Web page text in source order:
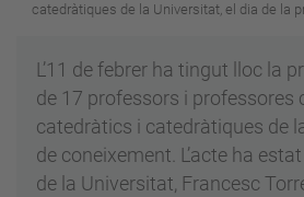
catedràtiques de la Universitat, el dia de la
L’11 de febrer ha tingut lloc la
de 17 professors i professores
catedràtics i catedràtiques de
de coneixement. L’acte ha
de la Universitat, Francesc